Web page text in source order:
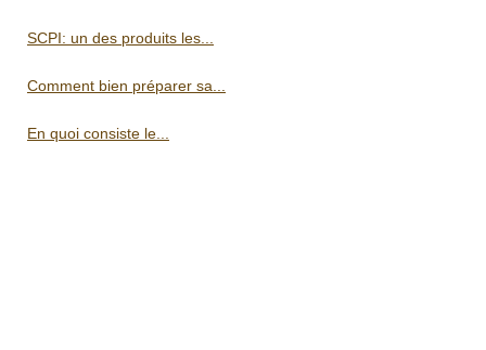
SCPI: un des produits les...
Comment bien préparer sa...
En quoi consiste le...